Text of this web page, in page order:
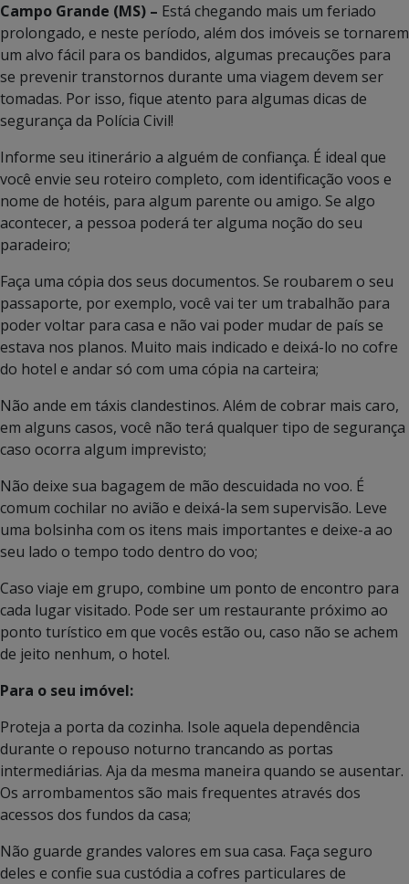
Campo Grande (MS) – Está chegando mais um feriado
prolongado, e neste período, além dos imóveis se tornarem
um alvo fácil para os bandidos, algumas precauções para
se prevenir transtornos durante uma viagem devem ser
tomadas. Por isso, fique atento para algumas dicas de
segurança da Polícia Civil!
Informe seu itinerário a alguém de confiança. É ideal que
você envie seu roteiro completo, com identificação voos e
nome de hotéis, para algum parente ou amigo. Se algo
acontecer, a pessoa poderá ter alguma noção do seu
paradeiro;
Faça uma cópia dos seus documentos. Se roubarem o seu
passaporte, por exemplo, você vai ter um trabalhão para
poder voltar para casa e não vai poder mudar de país se
estava nos planos. Muito mais indicado e deixá-lo no cofre
do hotel e andar só com uma cópia na carteira;
Não ande em táxis clandestinos. Além de cobrar mais caro,
em alguns casos, você não terá qualquer tipo de segurança
caso ocorra algum imprevisto;
Não deixe sua bagagem de mão descuidada no voo. É
comum cochilar no avião e deixá-la sem supervisão. Leve
uma bolsinha com os itens mais importantes e deixe-a ao
seu lado o tempo todo dentro do voo;
Caso viaje em grupo, combine um ponto de encontro para
cada lugar visitado. Pode ser um restaurante próximo ao
ponto turístico em que vocês estão ou, caso não se achem
de jeito nenhum, o hotel.
Para o seu imóvel:
Proteja a porta da cozinha. Isole aquela dependência
durante o repouso noturno trancando as portas
intermediárias. Aja da mesma maneira quando se ausentar.
Os arrombamentos são mais frequentes através dos
acessos dos fundos da casa;
Não guarde grandes valores em sua casa. Faça seguro
deles e confie sua custódia a cofres particulares de